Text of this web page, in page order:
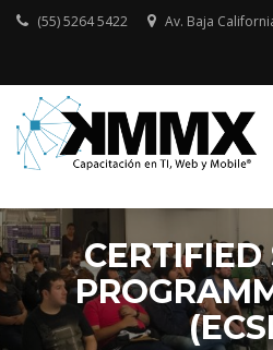
Skip
(55) 5264 5422 Av. Baja
CERTIFIED